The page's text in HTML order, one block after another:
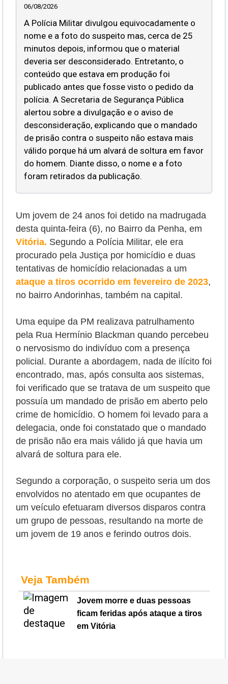
06/08/2026
A Polícia Militar divulgou equivocadamente o
nome e a foto do suspeito mas, cerca de 25
minutos depois, informou que o material
deveria ser desconsiderado. Entretanto, o
conteúdo que estava em produção foi
publicado antes que fosse visto o pedido da
polícia. A Secretaria de Segurança Pública
alertou sobre a divulgação e o aviso de
desconsideração, explicando que o mandado
de prisão contra o suspeito não estava mais
válido porque há um alvará de soltura em favor
do homem. Diante disso, o nome e a foto
foram retirados da publicação.
Um jovem de 24 anos foi detido na madrugada
desta quinta-feira (6), no Bairro da Penha, em
Vitória. Segundo a Polícia Militar, ele era
procurado pela Justiça por homicídio e duas
tentativas de homicídio relacionadas a um
ataque a tiros ocorrido em fevereiro de 2023,
no bairro Andorinhas, também na capital.
Uma equipe da PM realizava patrulhamento
pela Rua Hermínio Blackman quando percebeu
o nervosismo do indivíduo com a presença
policial. Durante a abordagem, nada de ilícito foi
encontrado, mas, após consulta aos sistemas,
foi verificado que se tratava de um suspeito que
possuía um mandado de prisão em aberto pelo
crime de homicídio. O homem foi levado para a
delegacia, onde foi constatado que o mandado
de prisão não era mais válido já que havia um
alvará de soltura para ele.
Segundo a corporação, o suspeito seria um dos
envolvidos no atentado em que ocupantes de
um veículo efetuaram diversos disparos contra
um grupo de pessoas, resultando na morte de
um jovem de 19 anos e ferindo outros dois.
Veja Também
Jovem morre e duas pessoas
ficam feridas após ataque a tiros
em Vitória